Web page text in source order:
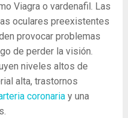
Viagra o vardenafil. Las
oculares preexistentes
provocar problemas
de perder la visión.
niveles altos de
alta, trastornos
coronaria y una